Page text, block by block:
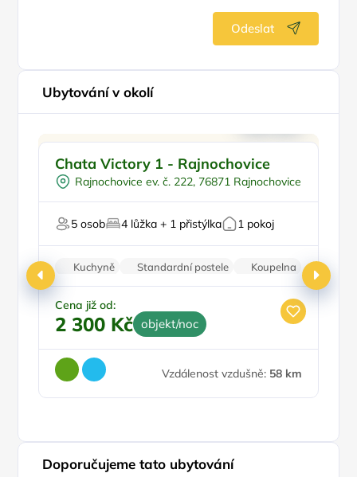
Odeslat
Ubytování v okolí
Venkovní bazén
Vířivka
Pro turisty
U lesa
Chata Victory 1 - Rajnochovice
Rajnochovice ev. č. 222, 76871 Rajnochovice
5 osob 4 lůžka + 1 přistýlka 1 pokoj
Kuchyně Standardní postele
Koupelna
Krb
Bezbariérový vstup
Cena již od:
2 300 Kč objekt/noc
Vzdálenost vzdušně: 58 km
Doporučujeme tato ubytování